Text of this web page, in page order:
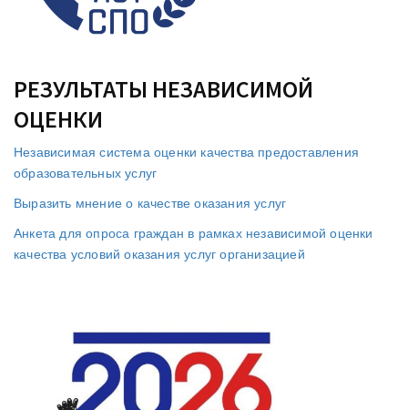
РЕЗУЛЬТАТЫ НЕЗАВИСИМОЙ
ОЦЕНКИ
Независимая система оценки качества предоставления
образовательных услуг
Выразить мнение о качестве оказания услуг
Анкета для опроса граждан в рамках независимой оценки
качества условий оказания услуг организацией